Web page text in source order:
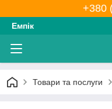
+380
Емпік
Товари та послуги